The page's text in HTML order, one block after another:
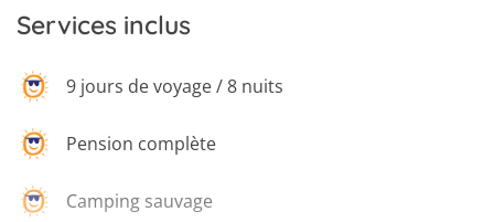
Services inclus
9 jours de voyage / 8 nuits
Pension complète
Camping sauvage